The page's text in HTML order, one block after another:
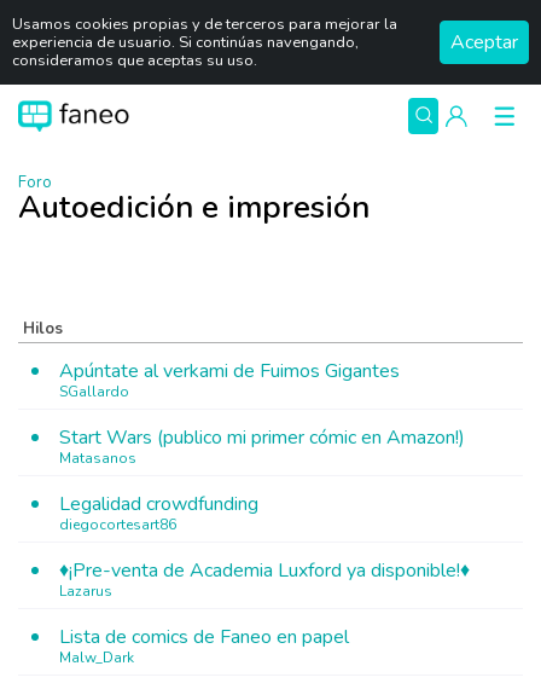
Usamos cookies propias y de terceros para mejorar la
experiencia de usuario. Si continúas navengando,
consideramos que aceptas su uso.
Aceptar
Foro
Autoedición e impresión
Hilos
Apúntate al verkami de Fuimos Gigantes
SGallardo
Start Wars (publico mi primer cómic en Amazon!)
Matasanos
Legalidad crowdfunding
diegocortesart86
♦¡Pre-venta de Academia Luxford ya disponible!♦
Lazarus
Lista de comics de Faneo en papel
Malw_Dark